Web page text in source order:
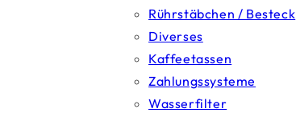
Rührstäbchen / Besteck
Diverses
Kaffeetassen
Zahlungssysteme
Wasserfilter